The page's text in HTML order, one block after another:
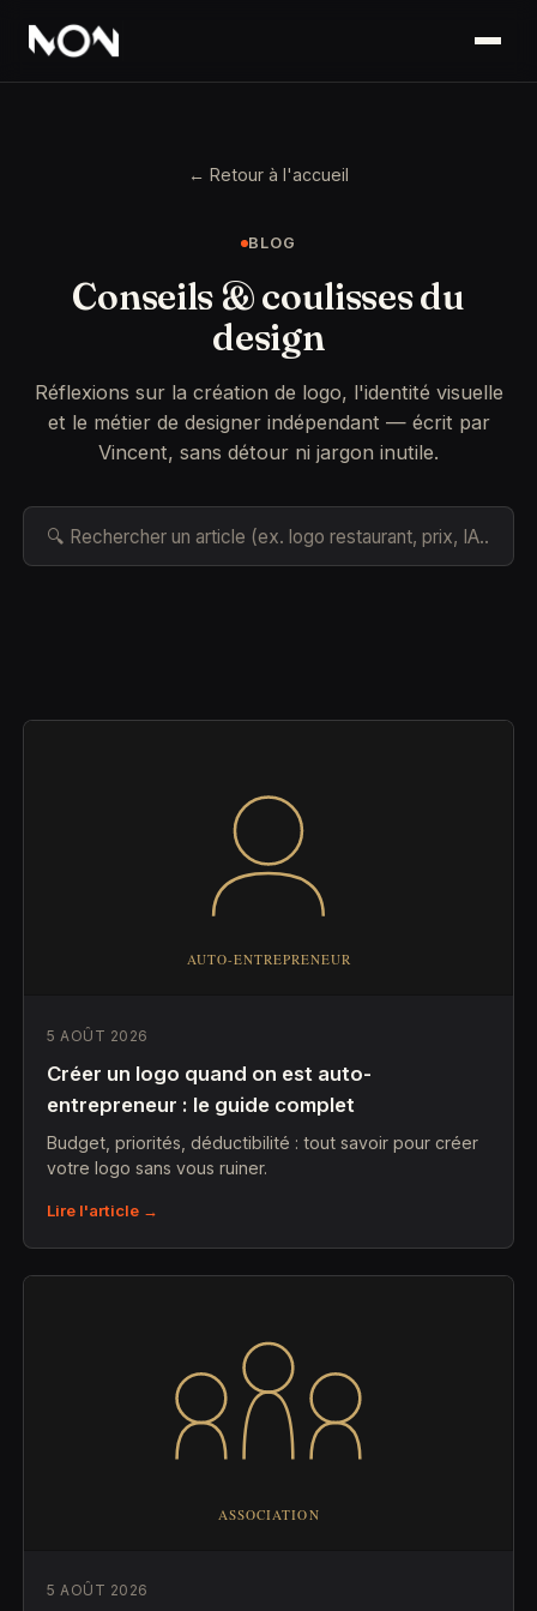
← Retour à l'accueil
BLOG
Conseils & coulisses du
design
Réflexions sur la création de logo, l'identité visuelle
et le métier de designer indépendant — écrit par
Vincent, sans détour ni jargon inutile.
5 AOÛT 2026
Créer un logo quand on est auto-
entrepreneur : le guide complet
Budget, priorités, déductibilité : tout savoir pour créer
votre logo sans vous ruiner.
Lire l'article →
5 AOÛT 2026